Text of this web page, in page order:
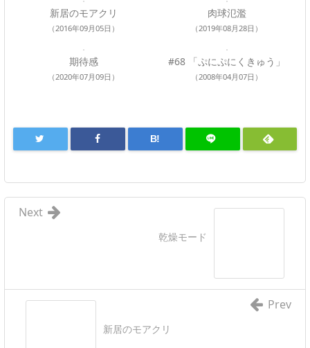
新居のモアクリ
（2016年09月05日）
肉球氾濫
（2019年08月28日）
期待感
（2020年07月09日）
#68 「ぷにぷにくきゅう」
（2008年04月07日）
B!
乾燥モード
Next
新居のモアクリ
Prev